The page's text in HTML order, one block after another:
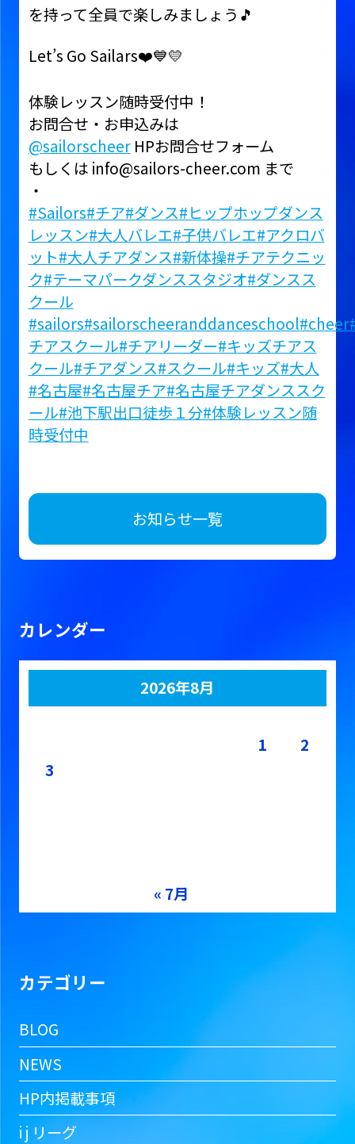
を持って全員で楽しみましょう🎵
Let’s Go Sailars❤️💙💛
体験レッスン随時受付中！
お問合せ・お申込みは
@sailorscheerHPお問合せフォーム
もしくは info@sailors-cheer.com まで
・
#Sailors#チア#ダンス#ヒップホップダンス
レッスン#大人バレエ#子供バレエ#アクロバ
ット#大人チアダンス#新体操#チアテクニッ
ク#テーマパークダンススタジオ#ダンスス
クール
#sailors#sailorscheeranddanceschool#cheer
チアスクール#チアリーダー#キッズチアス
クール#チアダンス#スクール#キッズ#大人
#名古屋#名古屋チア#名古屋チアダンススク
ール#池下駅出口徒歩１分#体験レッスン随
時受付中
お知らせ一覧
カレンダー
2026年8月
1
2
3
« 7月
カテゴリー
BLOG
NEWS
HP内掲載事項
i j リーグ